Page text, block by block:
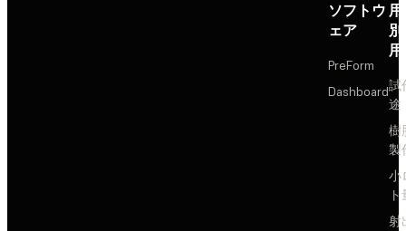
ソフトウ
ェア
PreForm
Dashboard試
途
樹
製
小
射